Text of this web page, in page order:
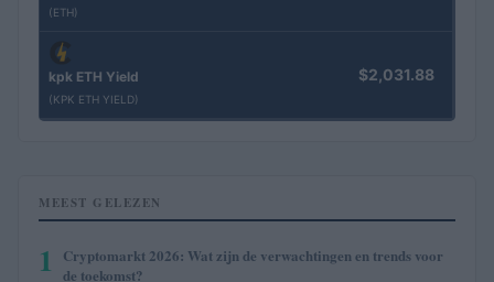
(ETH)
kpk ETH Yield
(KPK ETH YIELD)
$2,031.88
MEEST GELEZEN
1
Cryptomarkt 2026: Wat zijn de verwachtingen en trends voor
de toekomst?